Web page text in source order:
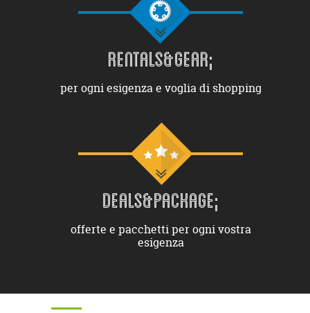
RENTALS&GEAR;
per ogni esigenza e voglia di shopping
DEALS&PACKAGE;
offerte e pacchetti per ogni vostra
esigenza